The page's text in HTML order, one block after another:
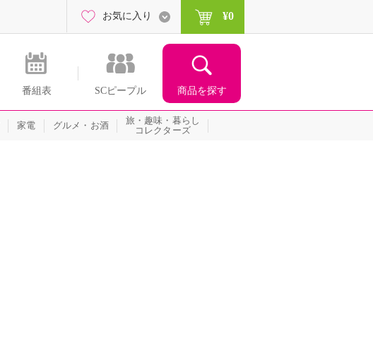
番組表 SCピープル 商品を探す
お気に入り ¥0
家電 グルメ・お酒
旅・趣味・暮らし
コレクターズ